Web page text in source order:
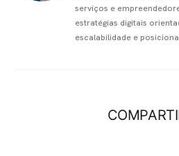
serviços e
estratégias digitais
escalabilidade e